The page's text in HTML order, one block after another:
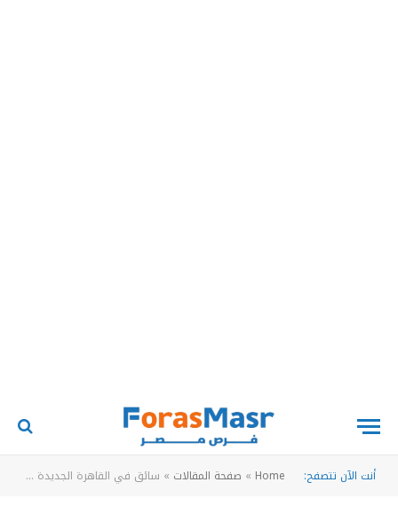
أنت الآن تتصفح: Home
» صفحة المقالات » سائق في القاهرة الجديدة – فرصة عمل بشركة جلاس في مجال النقل والتوصيل